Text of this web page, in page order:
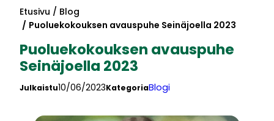
Etusivu
Blog
Puoluekokouksen avauspuhe Seinäjoella 2023
Puoluekokouksen avauspuhe
Seinäjoella 2023
Julkaistu10/06/2023KategoriaBlogi